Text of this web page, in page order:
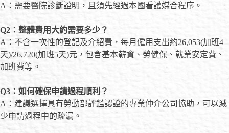
A：需要醫院診斷證明，且須先經過本國看護媒合程序。
Q2 ：整體費用大約需要多少？
A：不含一次性的登記及介紹費，每月僱用支出約26,053(加班4
天)/26,720(加班5天)元，包含基本薪資、勞健保、就業安定費、
加班費等。
Q3 ：如何確保申請過程順利？
A：建議選擇具有勞動部評鑑認證的專業仲介公司協助，可以減
少申請過程中的疏漏。